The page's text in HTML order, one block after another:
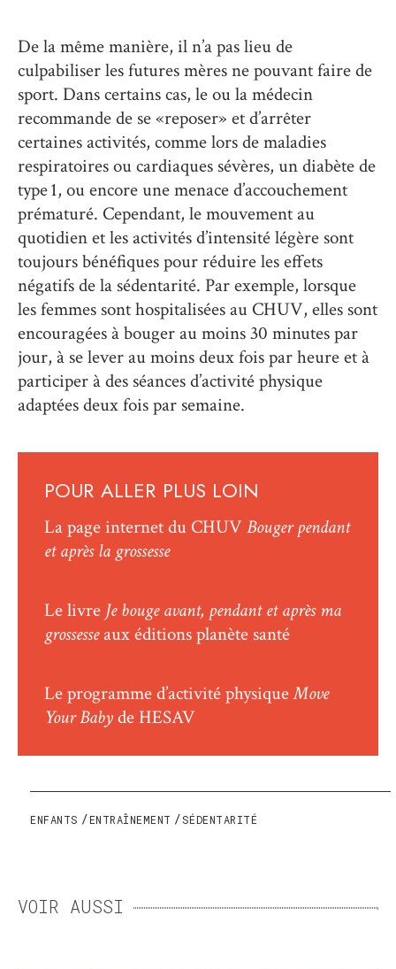
De la même manière, il n’a pas lieu de
culpabiliser les futures mères ne pouvant faire de
sport. Dans certains cas, le ou la médecin
recommande de se «reposer» et d’arrêter
certaines activités, comme lors de maladies
respiratoires ou cardiaques sévères, un diabète de
type 1, ou encore une menace d’accouchement
prématuré. Cependant, le mouvement au
quotidien et les activités d’intensité légère sont
toujours bénéfiques pour réduire les effets
négatifs de la sédentarité. Par exemple, lorsque
les femmes sont hospitalisées au CHUV, elles sont
encouragées à bouger au moins 30 minutes par
jour, à se lever au moins deux fois par heure et à
participer à des séances d’activité physique
adaptées deux fois par semaine.
POUR ALLER PLUS LOIN
La page internet du CHUV Bouger pendant
et après la grossesse
Le livre Je bouge avant, pendant et après ma
grossesseaux éditions planète santé
Le programme d’activité physiqueMove
Your Babyde HESAV
ENFANTS ENTRAÎNEMENT SÉDENTARITÉ
VOIR AUSSI